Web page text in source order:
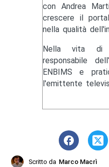
con Andrea
crescere il
nella qualità
Nella vita
responsabile
ENBIMS e
l'emittente
Scritto da Marco Macrì